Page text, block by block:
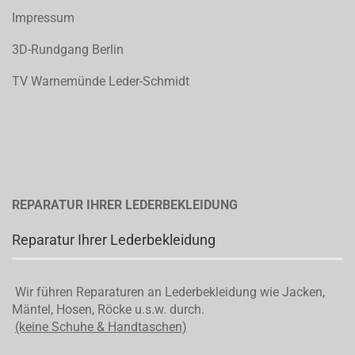
Impressum
3D-Rundgang Berlin
TV Warnemünde Leder-Schmidt
REPARATUR IHRER LEDERBEKLEIDUNG
Reparatur Ihrer Lederbekleidung
Wir führen Reparaturen an Lederbekleidung wie Jacken,
Mäntel, Hosen, Röcke u.s.w. durch.
(keine Schuhe & Handtaschen)